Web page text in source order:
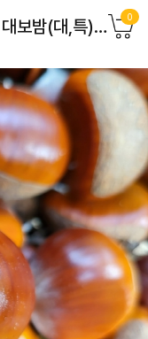
[만석이네 농장] GAP인증받은 대보밤(대,특) 1kg 0